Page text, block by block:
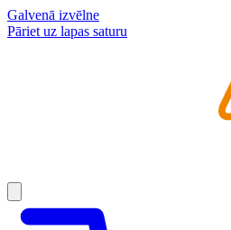
Galvenā izvēlne
Pāriet uz lapas saturu